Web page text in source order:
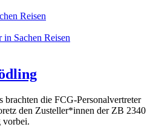
Reisen
Sachen Reisen
brachten die FCG-Personalvertreter
den Zusteller*innen der ZB 2340
vorbei.